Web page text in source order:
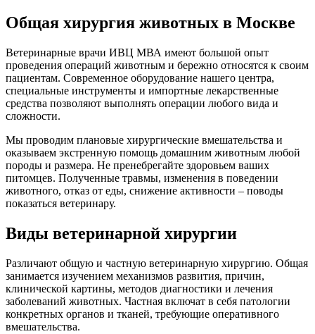
Общая хирургия животных в Москве
Ветеринарные врачи ИВЦ МВА имеют большой опыт
проведения операций животным и бережно относятся к своим
пациентам. Современное оборудование нашего центра,
специальные инструменты и импортные лекарственные
средства позволяют выполнять операции любого вида и
сложности.
Мы проводим плановые хирургические вмешательства и
оказываем экстренную помощь домашним животным любой
породы и размера. Не пренебрегайте здоровьем ваших
питомцев. Полученные травмы, изменения в поведении
животного, отказ от еды, снижение активности – поводы
показаться ветеринару.
Виды ветеринарной хирургии
Различают общую и частную ветеринарную хирургию. Общая
занимается изучением механизмов развития, причин,
клинической картины, методов диагностики и лечения
заболеваний животных. Частная включат в себя патологии
конкретных органов и тканей, требующие оперативного
вмешательства.